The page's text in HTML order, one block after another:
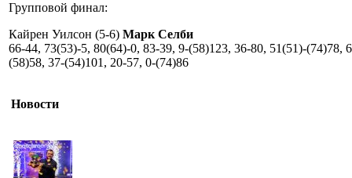
Групповой финал:
Кайрен Уилсон (5-6) Марк Селби
66-44, 73(53)-5, 80(64)-0, 83-39, 9-(58)123, 36-80, 51(51)-(74)78,
(58)58, 37-(54)101, 20-57, 0-(74)86
Новости